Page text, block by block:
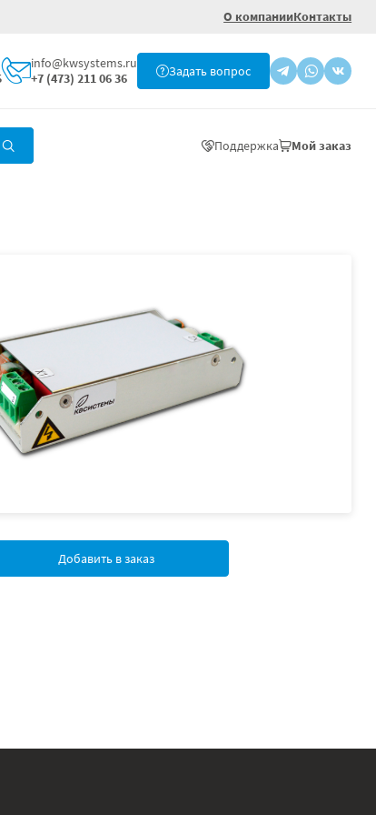
О компанииКонтакты
info@kwsystems.ru
+7 (473) 211 06 36
Задать вопрос
Поддержка Мой заказ
Добавить в заказ